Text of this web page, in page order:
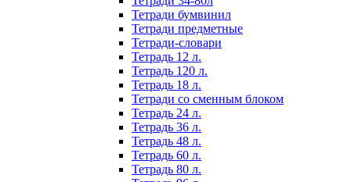
Тетради бумвинил
Тетради предметные
Тетради-словари
Тетрадь 12 л.
Тетрадь 120 л.
Тетрадь 18 л.
Тетради со сменным блоком
Тетрадь 24 л.
Тетрадь 36 л.
Тетрадь 48 л.
Тетрадь 60 л.
Тетрадь 80 л.